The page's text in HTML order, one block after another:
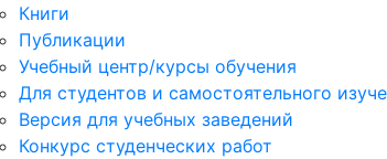
Книги
Публикации
Учебный центр/курсы обучения
Для студентов и самостоятельного
Версия для учебных заведений
Конкурс студенческих работ